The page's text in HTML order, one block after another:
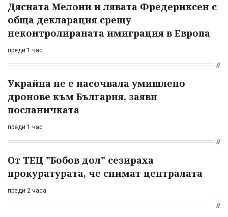
Дясната Мелони и лявата Фредериксен с
обща декларация срещу
неконтролираната имиграция в Европа
преди 1 час
Украйна не е насочвала умишлено
дронове към България, заяви
посланичката
преди 1 час
От ТЕЦ "Бобов дол" сезираха
прокуратурата, че снимат централата
преди 2 часа